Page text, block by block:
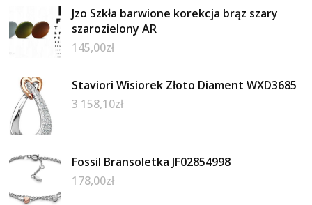
Jzo Szkła barwione korekcja brąz szary
szarozielony AR
145,00zł
Staviori Wisiorek Złoto Diament WXD3685
3 158,10zł
Fossil Bransoletka JF02854998
178,00zł